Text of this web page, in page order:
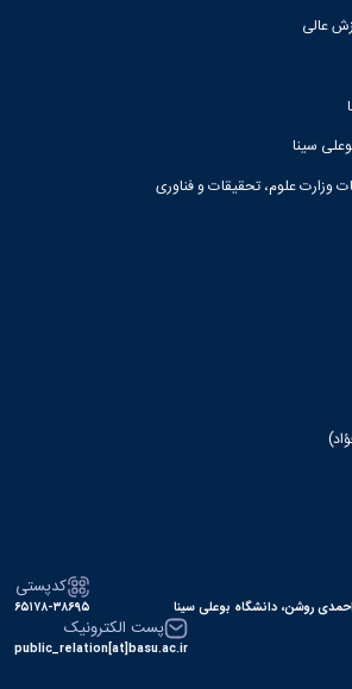
عالی
سینا
وزارت علوم، تحقیقات و فناوری
روشن، دانشگاه بوعلی سینا
کدپستی
۶۵۱۷۸-۳۸۶۹۵
پست الکترونیک
public_relation[at]basu.ac.ir